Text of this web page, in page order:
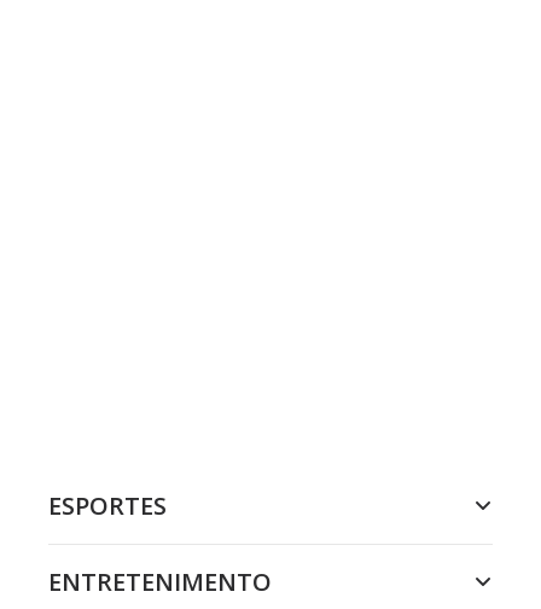
ESPORTES
ENTRETENIMENTO